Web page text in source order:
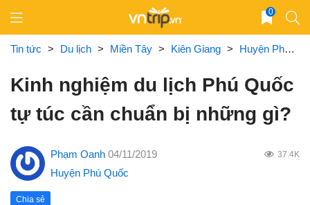
content
0
Tin tức > Du lịch > Miền Tây > Kiên Giang > Huyện Phú Quốc
Kinh nghiệm du lịch Phú Quốc
tự túc cần chuẩn bị những gì?
Phạm Oanh 04/11/2019 37.4K
Huyện Phú Quốc
Chia sẻ